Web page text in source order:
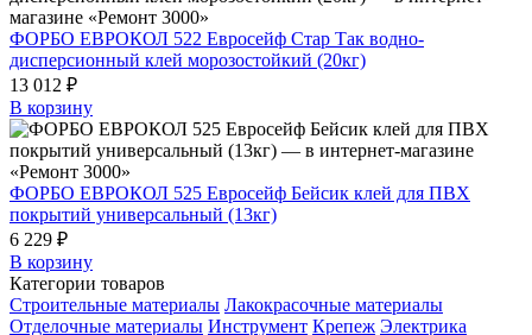
ФОРБО ЕВРОКОЛ 522 Евросейф Стар Так водно-
дисперсионный клей морозостойкий (20кг)
13 012 ₽
В корзину
ФОРБО ЕВРОКОЛ 525 Евросейф Бейсик клей для ПВХ
покрытий универсальный (13кг)
6 229 ₽
В корзину
Категории товаров
Строительные материалы Лакокрасочные материалы
Отделочные материалы Инструмент Крепеж Электрика